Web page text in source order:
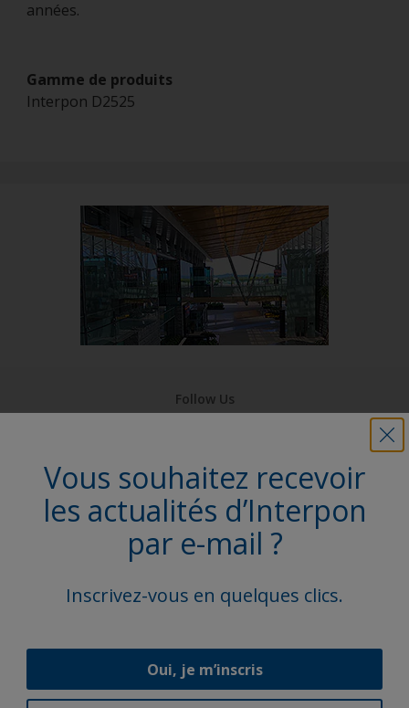
années.
Gamme de produits
Interpon D2525
Vous souhaitez recevoir
les actualités d’Interpon
par e-mail ?
Inscrivez-vous en quelques clics.
Oui, je m’inscris
Follow Us